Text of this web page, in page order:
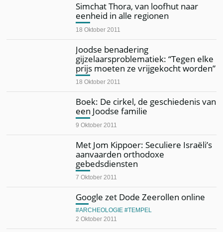
Simchat Thora, van loofhut naar
eenheid in alle regionen
18 Oktober 2011
Joodse benadering
gijzelaarsproblematiek: “Tegen elke
prijs moeten ze vrijgekocht worden”
18 Oktober 2011
Boek: De cirkel, de geschiedenis van
een Joodse familie
9 Oktober 2011
Met Jom Kippoer: Seculiere Israëli’s
aanvaarden orthodoxe
gebedsdiensten
7 Oktober 2011
Google zet Dode Zeerollen online
2 Oktober 2011
ARCHEOLOGIE TEMPEL